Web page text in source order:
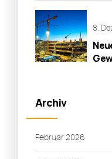
8.
Archiv
Februar 2026